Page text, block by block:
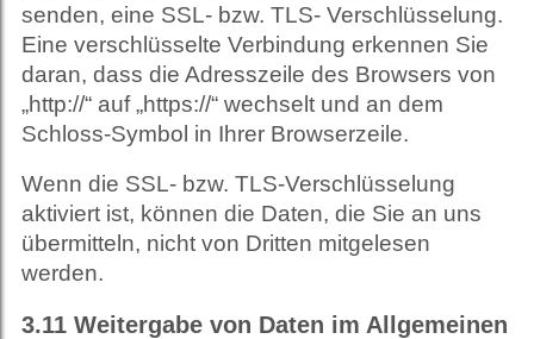
senden, eine SSL- bzw. TLS- Verschlüsselung.
Eine verschlüsselte Verbindung erkennen Sie
daran, dass die Adresszeile des Browsers von
„http://“ auf „https://“ wechselt und an dem
Schloss-Symbol in Ihrer Browserzeile.
Wenn die SSL- bzw. TLS-Verschlüsselung
aktiviert ist, können die Daten, die Sie an uns
übermitteln, nicht von Dritten mitgelesen
werden.
3.11 Weitergabe von Daten im Allgemeinen